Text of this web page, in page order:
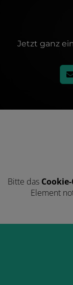
Jetzt ganz
Bitte das
Element